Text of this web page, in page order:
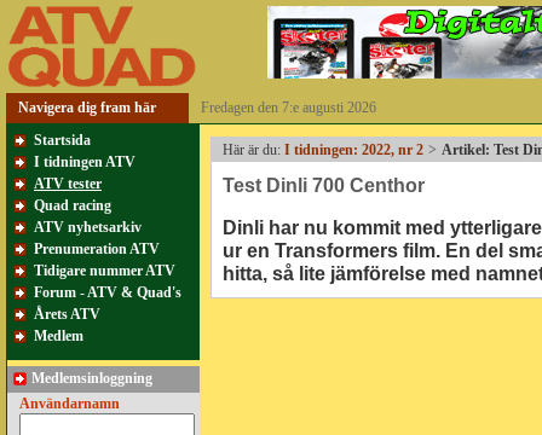
Navigera dig fram här
Fredagen den 7:e augusti 2026
Startsida
I tidningen ATV
ATV tester
Quad racing
ATV nyhetsarkiv
Prenumeration ATV
Tidigare nummer ATV
Forum - ATV & Quad's
Årets ATV
Medlem
Medlemsinloggning
Användarnamn
Här är du: I tidningen: 2022, nr 2 > Artikel: Test
Test Dinli 700 Centhor
Dinli har nu kommit med
ur en Transformers film. En del
hitta, så lite jämförelse med